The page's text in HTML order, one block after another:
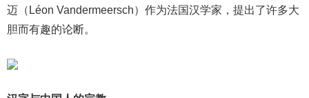
迈（Léon Vandermeersch）作为法国汉学家，提出了许多大
胆而有趣的论断。